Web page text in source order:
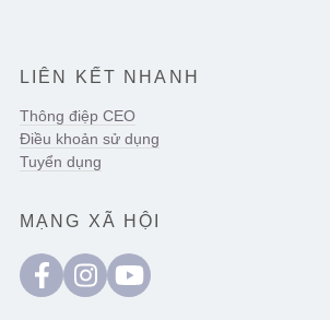
LIÊN KẾT NHANH
Thông điệp CEO
Điều khoản sử dụng
Tuyển dụng
MẠNG XÃ HỘI